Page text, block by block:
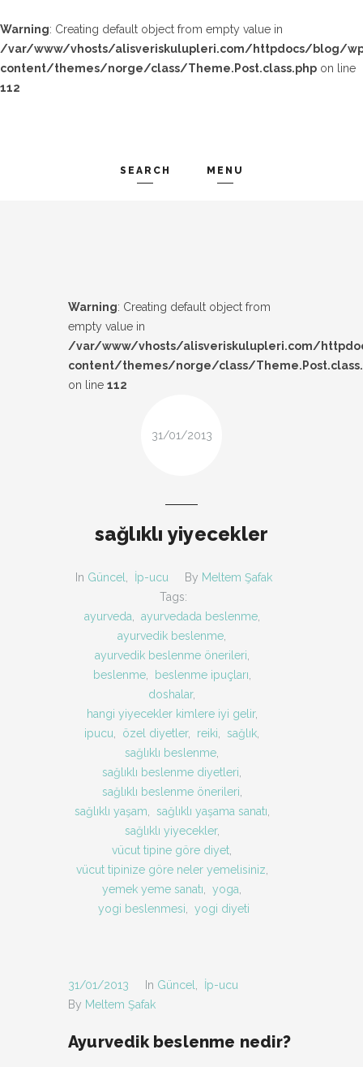
Warning: Creating default object from empty value in
/var/www/vhosts/alisveriskulupleri.com/httpdocs/blog/
content/themes/norge/class/Theme.Post.class.php on line
112
SEARCH MENU
Warning: Creating default object from
empty value in
/var/www/vhosts/alisveriskulupleri.com/
content/themes/norge/class/
on line 112
31/01/2013
sağlıklı yiyecekler
In Güncel İp-ucu By Meltem Şafak
Tags:
ayurveda
ayurvedada beslenme,
ayurvedik beslenme
ayurvedik beslenme önerileri
beslenme, beslenme ipuçları
doshalar,
hangi yiyecekler kimlere iyi gelir,
ipucu
özel diyetler, reiki sağlık
sağlıklı beslenme
sağlıklı beslenme diyetleri
sağlıklı beslenme önerileri
sağlıklı yaşam
sağlıklı yaşama sanatı
sağlıklı yiyecekler,
vücut tipine göre diyet
vücut tipinize göre neler yemelisiniz
yemek yeme sanatı
yoga
yogi beslenmesi
yogi diyeti
31/01/2013 In Güncel
İp-ucu
By Meltem Şafak
Ayurvedik beslenme nedir?